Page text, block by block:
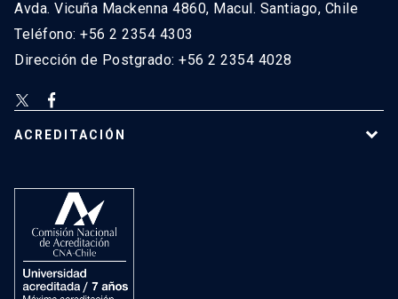
Avda. Vicuña Mackenna 4860, Macul. Santiago, Chile
Teléfono: +56 2 2354 4303
Dirección de Postgrado: +56 2 2354 4028
ACREDITACIÓN